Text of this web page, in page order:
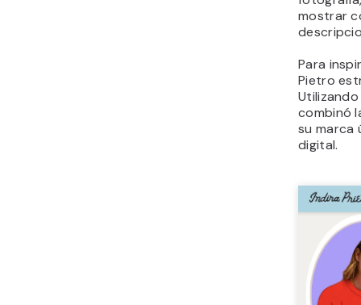
mostrar
Para
Pietro
combinó
su marca
digital.